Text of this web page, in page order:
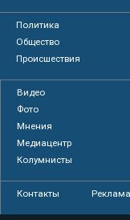
Политика
Общество
Происшествия
Видео
Фото
Мнения
Медиацентр
Колумнисты
Контакты Реклама